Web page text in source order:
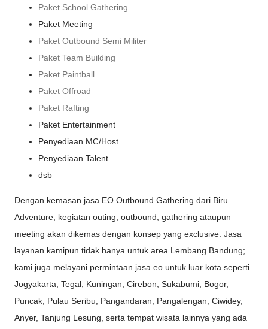
Paket School Gathering
Paket Meeting
Paket Outbound Semi Militer
Paket Team Building
Paket Paintball
Paket Offroad
Paket Rafting
Paket Entertainment
Penyediaan MC/Host
Penyediaan Talent
dsb
Dengan kemasan jasa EO Outbound Gathering dari Biru
Adventure, kegiatan outing, outbound, gathering ataupun
meeting akan dikemas dengan konsep yang exclusive. Jasa
layanan kamipun tidak hanya untuk area Lembang Bandung;
kami juga melayani permintaan jasa eo untuk luar kota seperti
Jogyakarta, Tegal, Kuningan, Cirebon, Sukabumi, Bogor,
Puncak, Pulau Seribu, Pangandaran, Pangalengan, Ciwidey,
Anyer, Tanjung Lesung, serta tempat wisata lainnya yang ada